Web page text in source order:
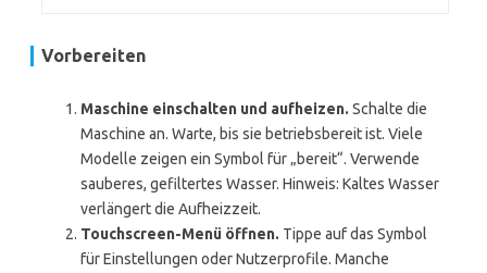
Vorbereiten
Maschine einschalten und aufheizen. Schalte die
Maschine an. Warte, bis sie betriebsbereit ist. Viele
Modelle zeigen ein Symbol für „bereit“. Verwende
sauberes, gefiltertes Wasser. Hinweis: Kaltes Wasser
verlängert die Aufheizzeit.
Touchscreen-Menü öffnen. Tippe auf das Symbol
für Einstellungen oder Nutzerprofile. Manche